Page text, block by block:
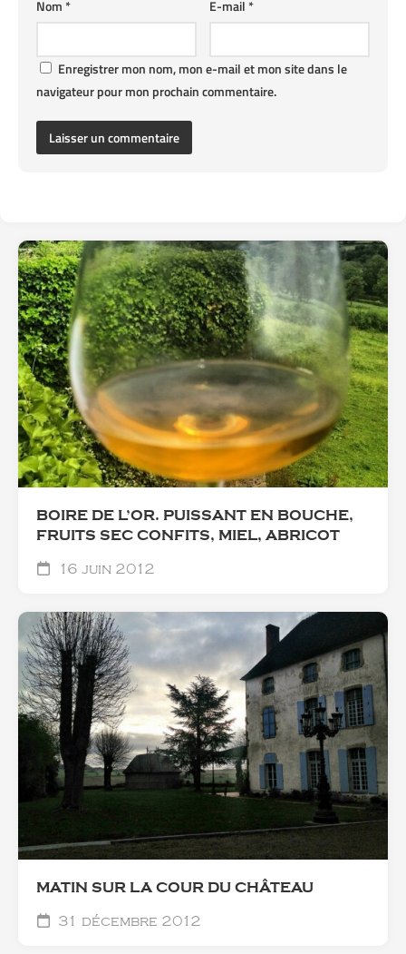
E-mail*
Nom*
Enregistrer mon nom, mon e-mail et mon site dans le
navigateur pour mon prochain commentaire.
BOIRE DE L’OR. PUISSANT EN BOUCHE,
FRUITS SEC CONFITS, MIEL, ABRICOT
16 juin 2012
MATIN SUR LA COUR DU CHÂTEAU
31 décembre 2012